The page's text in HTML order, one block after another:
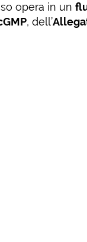
opera in un
, dell’